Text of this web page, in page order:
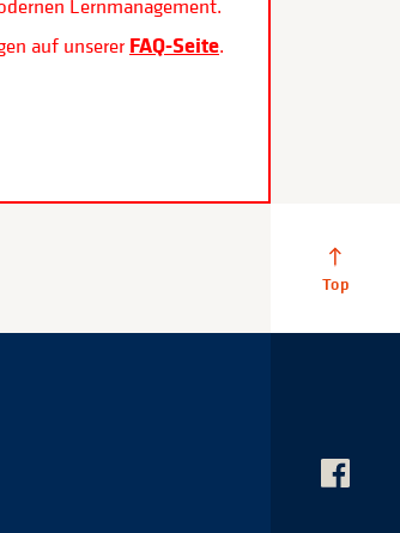
Lernmanagement.
auf unserer FAQ-Seite.
Das